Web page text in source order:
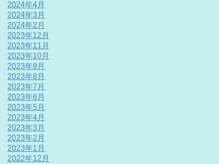
2024年4月
2024年3月
2024年2月
2023年12月
2023年11月
2023年10月
2023年9月
2023年8月
2023年7月
2023年6月
2023年5月
2023年4月
2023年3月
2023年2月
2023年1月
2022年12月